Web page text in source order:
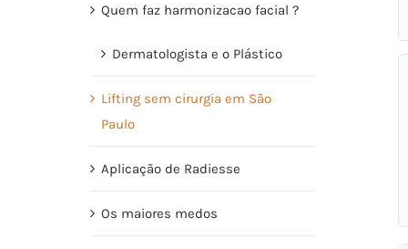
Quem faz harmonizacao facial ?
Dermatologista e o Plástico
Lifting sem cirurgia em São
Paulo
Aplicação de Radiesse
Os maiores medos